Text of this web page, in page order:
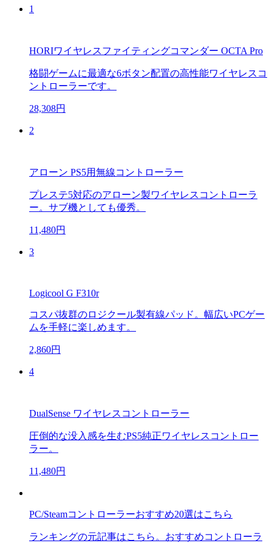
1
HORIワイヤレスファイティングコマンダー OCTA Pro
格闘ゲームに最適な6ボタン配置の高性能ワイヤレスコ
ントローラーです。
28,308円
2
アローン PS5用無線コントローラー
プレステ5対応のアローン製ワイヤレスコントローラ
ー。サブ機としても優秀。
11,480円
3
Logicool G F310r
コスパ抜群のロジクール製有線パッド。幅広いPCゲー
ムを手軽に楽しめます。
2,860円
4
DualSense ワイヤレスコントローラー
圧倒的な没入感を生むPS5純正ワイヤレスコントロー
ラー。
11,480円
PC/Steamコントローラーおすすめ20選はこちら
ランキングの元記事はこちら。おすすめコントローラ